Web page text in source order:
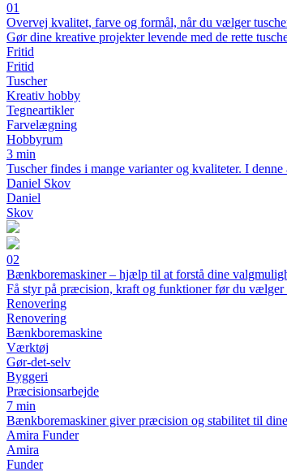
01
Overvej kvalitet, farve og formål, når du vælger
Gør dine kreative projekter levende med de rette
Fritid
Fritid
Tuscher
Kreativ hobby
Tegneartikler
Farvelægning
Hobbyrum
3 min
Tuscher findes i mange varianter og kvaliteter. I
Daniel Skov
Daniel
Skov
02
Bænkboremaskiner – hjælp til at forstå dine
Få styr på præcision, kraft og funktioner før du
Renovering
Renovering
Bænkboremaskine
Værktøj
Gør-det-selv
Byggeri
Præcisionsarbejde
7 min
Bænkboremaskiner giver præcision og stabilitet til
Amira Funder
Amira
Funder